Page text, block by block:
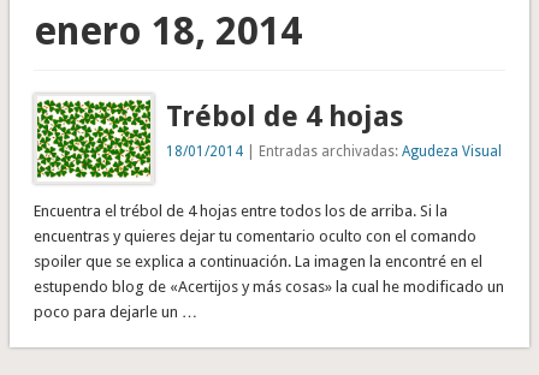
enero 18, 2014
Trébol de 4 hojas
18/01/2014 | Entradas archivadas:Agudeza Visual
Encuentra el trébol de 4 hojas entre todos los de arriba. Si la
encuentras y quieres dejar tu comentario oculto con el comando
spoiler que se explica a continuación. La imagen la encontré en el
estupendo blog de «Acertijos y más cosas» la cual he modificado un
poco para dejarle un …